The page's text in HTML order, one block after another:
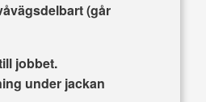
(går
jobbet.
under jackan